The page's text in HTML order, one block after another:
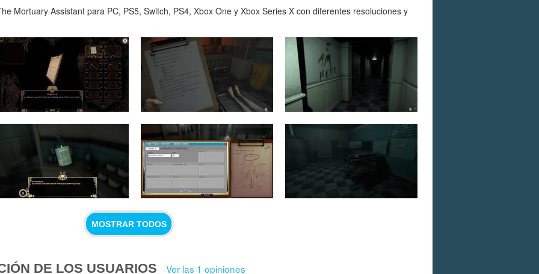
Mortuary Assistant para PC, PS5, Switch, PS4, Xbox One y Xbox Series X con diferentes resoluciones y
MOSTRAR TODOS
DE LOS USUARIOS Ver las 1 opiniones